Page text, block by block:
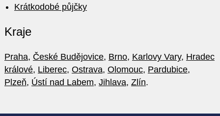
Krátkodobé půjčky
Kraje
Praha, České Budějovice, Brno, Karlovy Vary, Hradec
králové, Liberec, Ostrava, Olomouc, Pardubice,
Plzeň, Ústí nad Labem, Jihlava, Zlín.